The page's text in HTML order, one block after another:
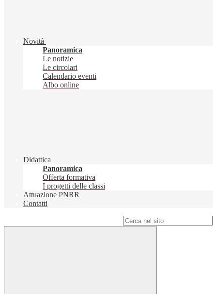
Novità
Panoramica
Le notizie
Le circolari
Calendario eventi
Albo online
Didattica
Panoramica
Offerta formativa
I progetti delle classi
Attuazione PNRR
Contatti